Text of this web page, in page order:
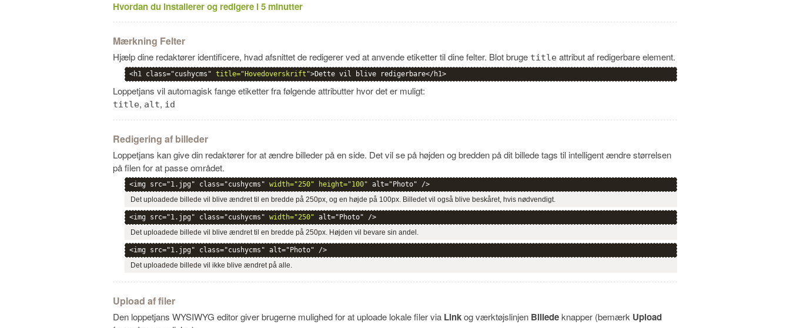
Hvordan du installerer og redigere i 5 minutter
Mærkning Felter
Hjælp dine redaktører identificere, hvad afsnittet de redigerer ved at anvende etiketter til dine felter. Blot bruge title attribut af redigerbare element.
<h1 class="cushycms" title="Hovedoverskrift">Dette vil blive redigerbare</h1>
Loppetjans vil automagisk fange etiketter fra følgende attributter hvor det er muligt:
title, alt, id
Redigering af billeder
Loppetjans kan give din redaktører for at ændre billeder på en side. Det vil se på højden og bredden på dit billede tags til intelligent ændre størrelsen
på filen for at passe området.
<img src="1.jpg" class="cushycms" width="250" height="100" alt="Photo" />
Det uploadede billede vil blive ændret til en bredde på 250px, og en højde på 100px. Billedet vil også blive beskåret, hvis nødvendigt.
<img src="1.jpg" class="cushycms" width="250" alt="Photo" />
Det uploadede billede vil blive ændret til en bredde på 250px. Højden vil bevare sin andel.
<img src="1.jpg" class="cushycms" alt="Photo" />
Det uploadede billede vil ikke blive ændret på alle.
Upload af filer
Den loppetjans WYSIWYG editor giver brugerne mulighed for at uploade lokale filer via Linkog værktøjslinjen Billede knapper (bemærk Upload